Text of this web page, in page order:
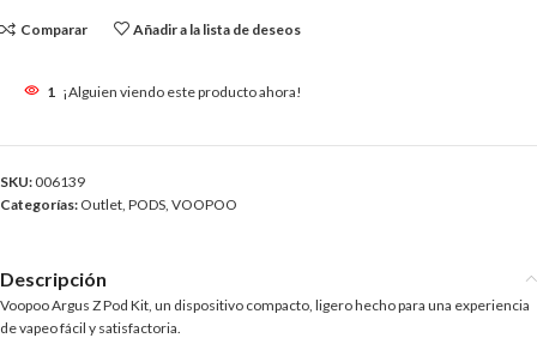
Comparar Añadir a la lista de deseos
1 ¡Alguien viendo este producto ahora!
SKU: 006139
Categorías: Outlet PODS VOOPOO
Descripción
Voopoo Argus Z Pod Kit, un dispositivo compacto, ligero hecho para una experiencia
de vapeo fácil y satisfactoria.